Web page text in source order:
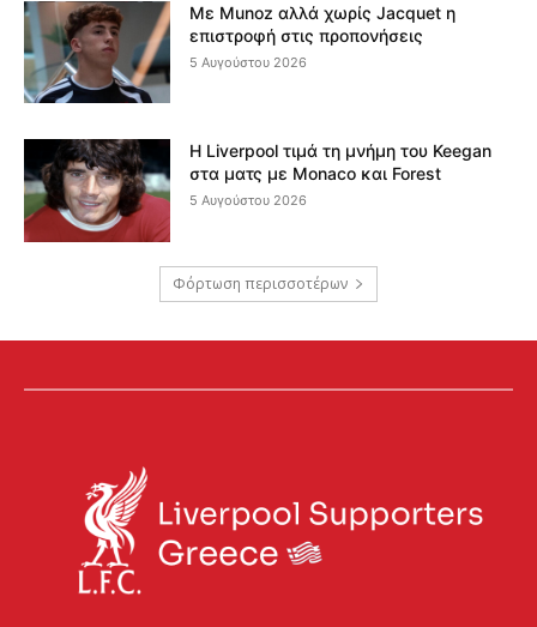
Με Munoz αλλά χωρίς Jacquet η
επιστροφή στις προπονήσεις
5 Αυγούστου 2026
Η Liverpool τιμά τη μνήμη του Keegan
στα ματς με Monaco και Forest
5 Αυγούστου 2026
Φόρτωση περισσοτέρων